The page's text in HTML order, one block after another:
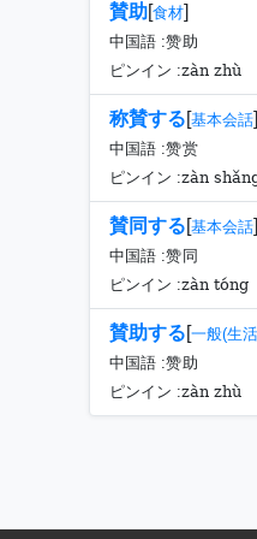
賛助[食材]
中国語 :赞助
ピンイン :zàn zhù
称賛する[基本会話]
中国語 :赞赏
ピンイン :zàn
賛同する[基本会話]
中国語 :赞同
ピンイン :zàn tóng
賛助する[一般(生
中国語 :赞助
ピンイン :zàn zhù